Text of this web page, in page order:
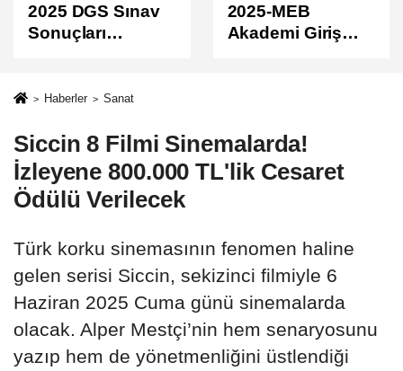
2025 DGS Sınav
Sonuçları
2025-MEB
Akademi Giriş
Haberler Sanat
Siccin 8 Filmi Sinemalarda!
İzleyene 800.000 TL'lik Cesaret
Ödülü Verilecek
Türk korku sinemasının fenomen haline
gelen serisi Siccin, sekizinci filmiyle 6
Haziran 2025 Cuma günü sinemalarda
olacak. Alper Mestçi’nin hem senaryosunu
yazıp hem de yönetmenliğini üstlendiği